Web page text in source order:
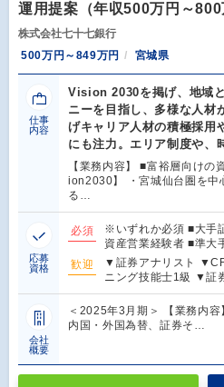
運用提案（年収500万円～800
株式会社七十七銀行
500万円～849万円
宮城県
仕事
内容
Vision 2030を掲げ、地域
ニーを目指し、多様な人材
げキャリア人材の積極採用
にも注力。エリア制度や、
【業務内容】 ■富裕層向け
ion2030】 ・宮城仙台圏を中
る…
応募
資格
必須
※いずれか必須 ■大手
資産営業経験者 ■準大
歓迎
▼証券アナリスト
ニング技能士1級 ▼証
会社
概要
＜2025年3月期＞ 【業務内容
内国・外国為替、証券そ…